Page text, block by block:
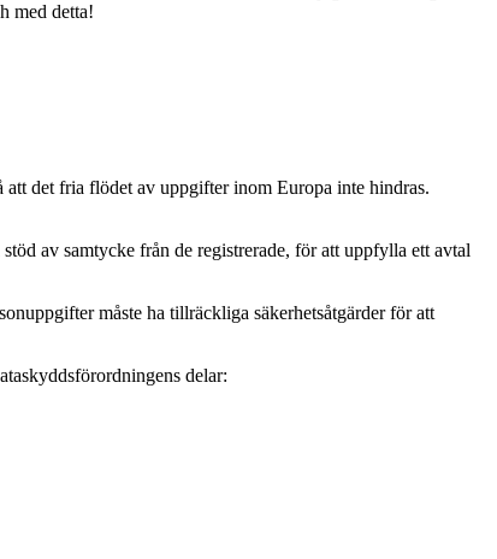
med detta!
det fria flödet av uppgifter inom Europa inte hindras.
av samtycke från de registrerade, för att uppfylla ett avtal
måste ha tillräckliga säkerhetsåtgärder för att
delar: